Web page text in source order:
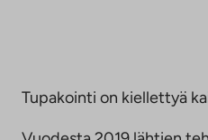
Tupakointi on kiellettyä